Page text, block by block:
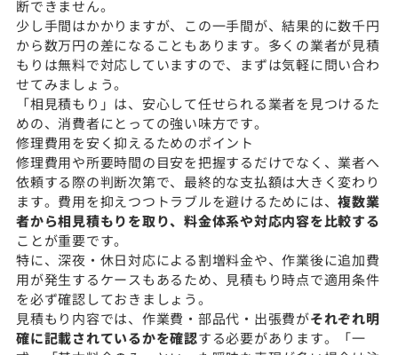
断できません。
少し手間はかかりますが、この一手間が、結果的に数千円
から数万円の差になることもあります。多くの業者が見積
もりは無料で対応していますので、まずは気軽に問い合わ
せてみましょう。
「相見積もり」は、安心して任せられる業者を見つけるた
めの、消費者にとっての強い味方です。
修理費用を安く抑えるためのポイント
修理費用や所要時間の目安を把握するだけでなく、業者へ
依頼する際の判断次第で、最終的な支払額は大きく変わり
ます。費用を抑えつつトラブルを避けるためには、複数業
者から相見積もりを取り、料金体系や対応内容を比較する
ことが重要です。
特に、深夜・休日対応による割増料金や、作業後に追加費
用が発生するケースもあるため、見積もり時点で適用条件
を必ず確認しておきましょう。
見積もり内容では、作業費・部品代・出張費がそれぞれ明
確に記載されているかを確認する必要があります。「一